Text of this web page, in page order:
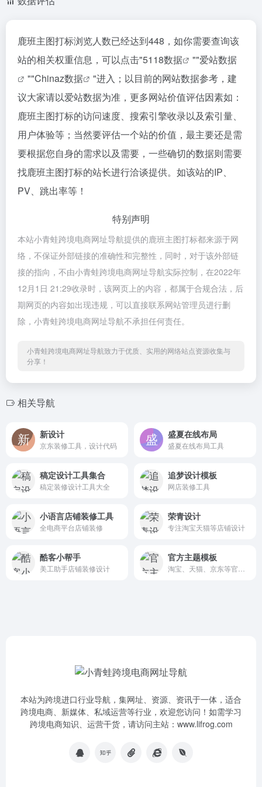
鹿班主图打标浏览人数已经达到448，如你需要查询该
站的相关权重信息，可以点击"5118数据 ""爱站数据
""Chinaz数据
"进入；以目前的网站数据参考，建
议大家请以爱站数据为准，更多网站价值评估因素如：
鹿班主图打标的访问速度、搜索引擎收录以及索引量、
用户体验等；当然要评估一个站的价值，最主要还是需
要根据您自身的需求以及需要，一些确切的数据则需要
找鹿班主图打标的站长进行洽谈提供。如该站的IP、
PV、跳出率等！
特别声明
本站小青蛙跨境电商网址导航提供的鹿班主图打标都来源于网
络，不保证外部链接的准确性和完整性，同时，对于该外部链
接的指向，不由小青蛙跨境电商网址导航实际控制，在2022年
12月1日 21:29收录时，该网页上的内容，都属于合规合法，后
期网页的内容如出现违规，可以直接联系网站管理员进行删
除，小青蛙跨境电商网址导航不承担任何责任。
小青蛙跨境电商网址导航致力于优质、实用的网络站点资源收集与
分享！
相关导航
新设计
京东装修工具，设计代码
盛夏在线布局
盛夏在线布局工具
稿定设计工具集合
稿定装修设计工具大全
追梦设计模板
网店装修工具
小语言店铺装修工具
全电商平台店铺装修
荣青设计
专注淘宝天猫等店铺设计
酷客小帮手
美工助手店铺装修设计
官方主题模板
本站为跨境进口行业导航，集网址、资源、资讯于一体，适合
跨境电商、新媒体、私域运营等行业，欢迎您访问！如需学习
跨境电商知识、运营干货，请访问主站：www.lifrog.com